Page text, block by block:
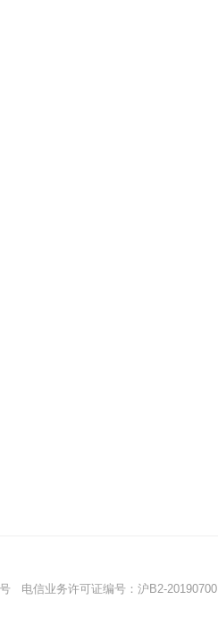
电信业务许可证编号：沪B2-20190700